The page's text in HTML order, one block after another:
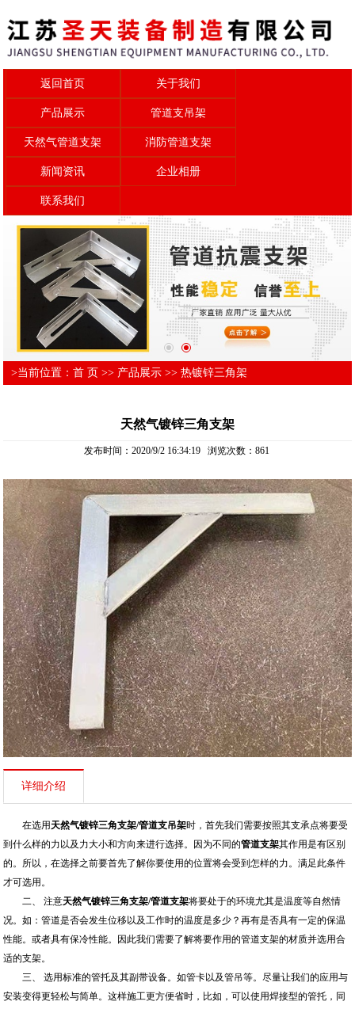
返回首页 关于我们
产品展示 管道支吊架
天然气管道支架 消防管道支架
新闻资讯 企业相册
联系我们
>当前位置：首 页 >> 产品展示 >>热镀锌三角架
天然气镀锌三角支架
发布时间：2020/9/2 16:34:19 浏览次数： 861
详细介绍
在选用 天然气镀锌三角支架/管道支吊架时，首先我们需要按照其支承点将要受
到什么样的力以及力大小和方向来进行选择。因为不同的管道支架其作用是有区别
的。所以，在选择之前要首先了解你要使用的位置将会受到怎样的力。满足此条件
才可选用。
二、 注意天然气镀锌三角支架/管道支架将要处于的环境尤其是温度等自然情
况。如：管道是否会发生位移以及工作时的温度是多少？再有是否具有一定的保温
性能。或者具有保冷性能。因此我们需要了解将要作用的管道支架的材质并选用合
适的支架。
三、 选用标准的管托及其副带设备。如管卡以及管吊等。尽量让我们的应用与
安装变得更轻松与简单。这样施工更方便省时，比如，可以使用焊接型的管托，同